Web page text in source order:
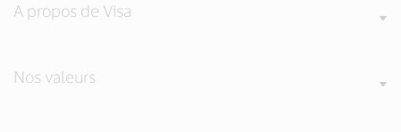
A propos de Visa
Nos valeurs